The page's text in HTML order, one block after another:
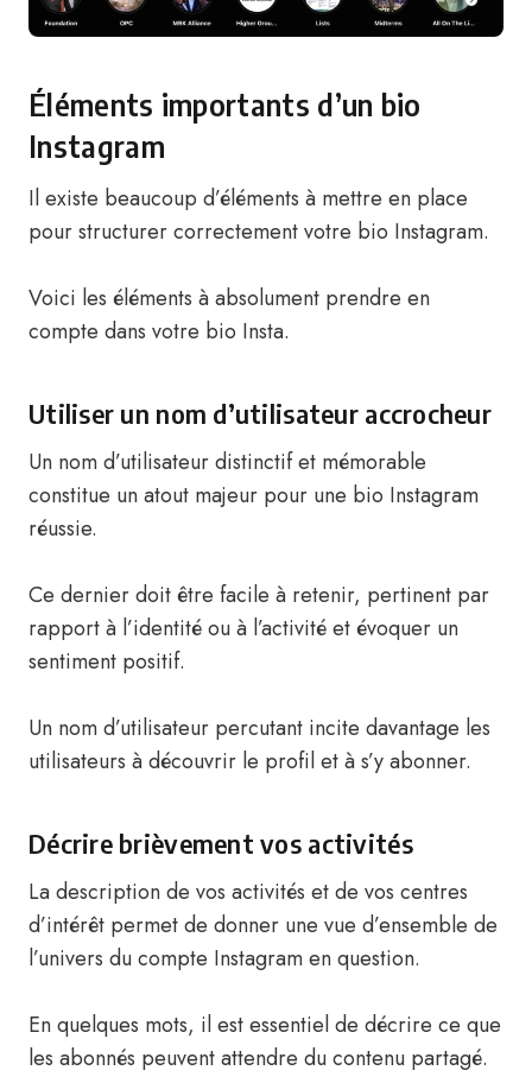
Éléments importants d’un bio
Instagram
Il existe beaucoup d’éléments à mettre en place
pour structurer correctement votre bio Instagram.
Voici les éléments à absolument prendre en
compte dans votre bio Insta.
Utiliser un nom d’utilisateur accrocheur
Un nom d’utilisateur distinctif et mémorable
constitue un atout majeur pour une bio Instagram
réussie.
Ce dernier doit être facile à retenir, pertinent par
rapport à l’identité ou à l’activité et évoquer un
sentiment positif.
Un nom d’utilisateur percutant incite davantage les
utilisateurs à découvrir le profil et à s’y abonner.
Décrire brièvement vos activités
La description de vos activités et de vos centres
d’intérêt permet de donner une vue d’ensemble de
l’univers du compte Instagram en question.
En quelques mots, il est essentiel de décrire ce que
les abonnés peuvent attendre du contenu partagé.